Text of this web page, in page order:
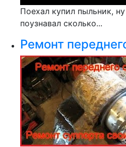
Поехал купил пыльник,
поузнавал сколько...
Ремонт